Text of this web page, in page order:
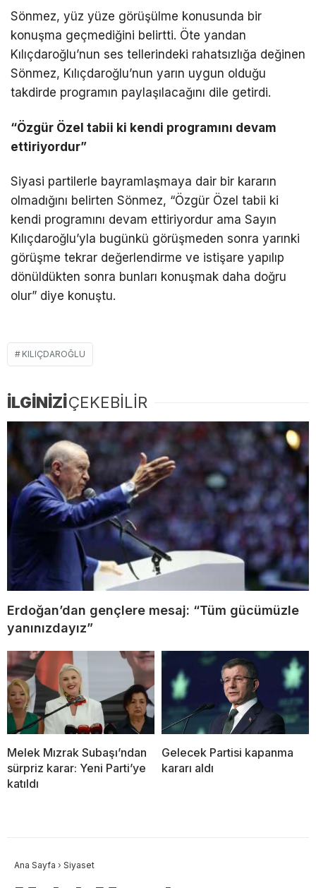
Sönmez, yüz yüze görüşülme konusunda bir
konuşma geçmediğini belirtti. Öte yandan
Kılıçdaroğlu’nun ses tellerindeki rahatsızlığa değinen
Sönmez, Kılıçdaroğlu’nun yarın uygun olduğu
takdirde programın paylaşılacağını dile getirdi.
“Özgür Özel tabii ki kendi programını devam
ettiriyordur”
Siyasi partilerle bayramlaşmaya dair bir kararın
olmadığını belirten Sönmez, “Özgür Özel tabii ki
kendi programını devam ettiriyordur ama Sayın
Kılıçdaroğlu’yla bugünkü görüşmeden sonra yarınki
görüşme tekrar değerlendirme ve istişare yapılıp
dönüldükten sonra bunları konuşmak daha doğru
olur” diye konuştu.
KILIÇDAROĞLU
İLGİNİZİÇEKEBİLİR
Erdoğan’dan gençlere mesaj: “Tüm gücümüzle
yanınızdayız”
Melek Mızrak Subaşı’ndan
sürpriz karar: Yeni Parti’ye
katıldı
Gelecek Partisi kapanma
kararı aldı
Ana Sayfa › Siyaset